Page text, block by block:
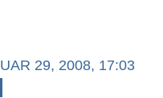
29, 2008, 17:03